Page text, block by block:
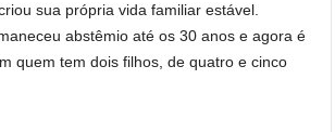
sua própria vida familiar estável.
abstêmio até os 30 anos e agora é
quem tem dois filhos, de quatro e cinco